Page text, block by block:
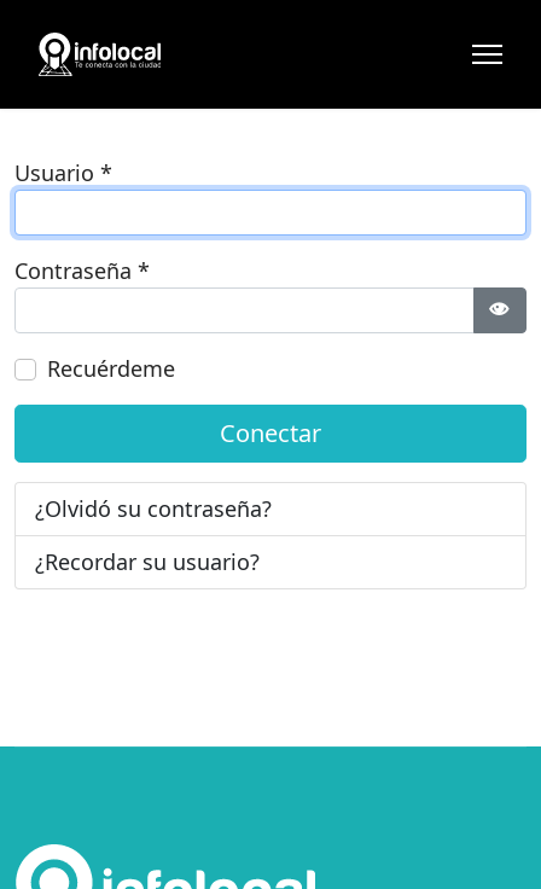
Usuario *
Contraseña *
Recuérdeme
Conectar
¿Olvidó su contraseña?
¿Recordar su usuario?